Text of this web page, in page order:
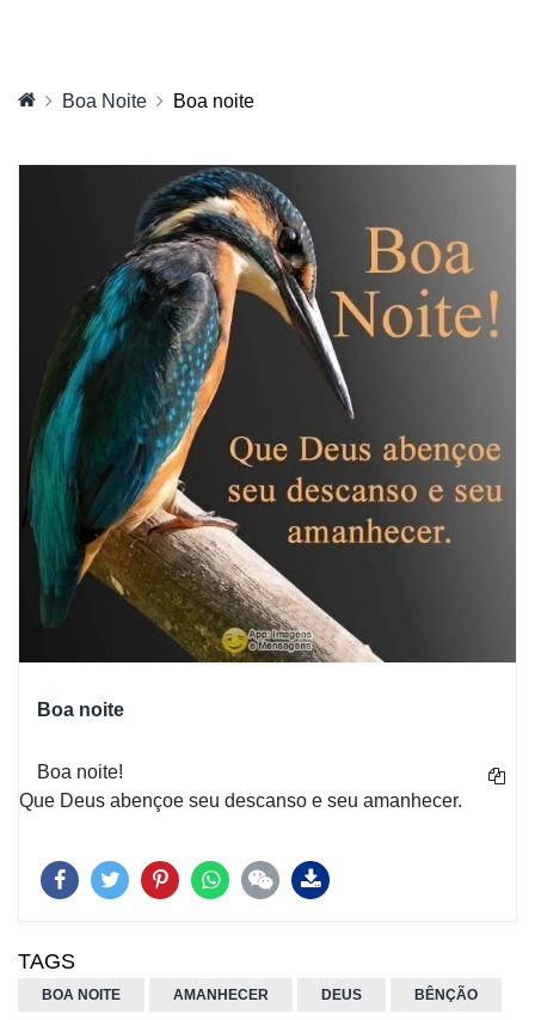
Boa Noite Boa noite
Boa noite
Boa noite!
Que Deus abençoe seu descanso e seu amanhecer.
TAGS
BOA NOITE AMANHECER DEUS BÊNÇÃO